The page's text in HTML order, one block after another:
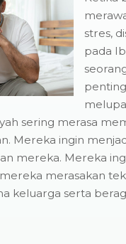
stres,
pada
sering merasa
Mereka ingin
mereka. Mereka
merasakan
keluarga serta